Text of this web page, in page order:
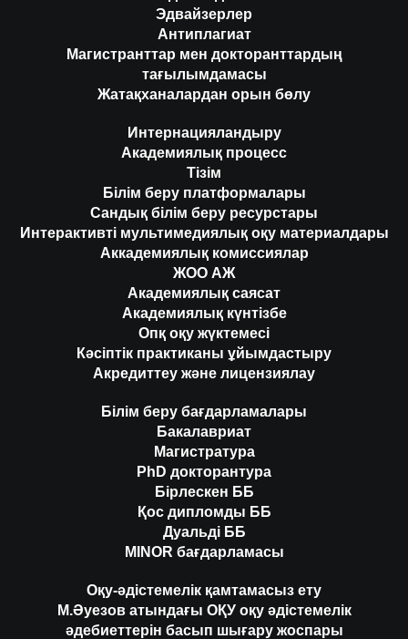
Эдвайзерлер
Антиплагиат
Магистранттар мен докторанттардың
тағылымдамасы
Жатақханалардан орын бөлу
Интернацияландыру
Академиялық процесс
Тізім
Білім беру платформалары
Сандық білім беру ресурстары
Интерактивті мультимедиялық оқу материалдары
Аккадемиялық комиссиялар
ЖОО АЖ
Академиялық саясат
Академиялық күнтізбе
Опқ оқу жүктемесі
Кәсіптік практиканы ұйымдастыру
Акредиттеу және лицензиялау
Білім беру бағдарламалары
Бакалавриат
Магистратура
PhD докторантура
Бірлескен ББ
Қос дипломды ББ
Дуальді ББ
MINOR бағдарламасы
Оқу-әдістемелік қамтамасыз ету
М.Әуезов атындағы ОҚУ оқу әдістемелік
әдебиеттерін басып шығару жоспары